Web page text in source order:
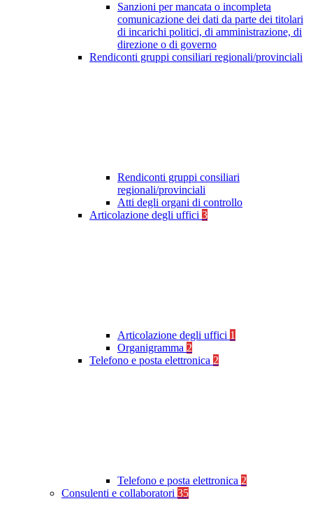
Sanzioni per mancata o incompleta
comunicazione dei dati da parte dei titolari
di incarichi politici, di amministrazione, di
direzione o di governo
Rendiconti gruppi consiliari regionali/provinciali
Rendiconti gruppi consiliari
regionali/provinciali
Atti degli organi di controllo
Articolazione degli uffici 3
Articolazione degli uffici 1
Organigramma 2
Telefono e posta elettronica 2
Telefono e posta elettronica 2
Consulenti e collaboratori 35